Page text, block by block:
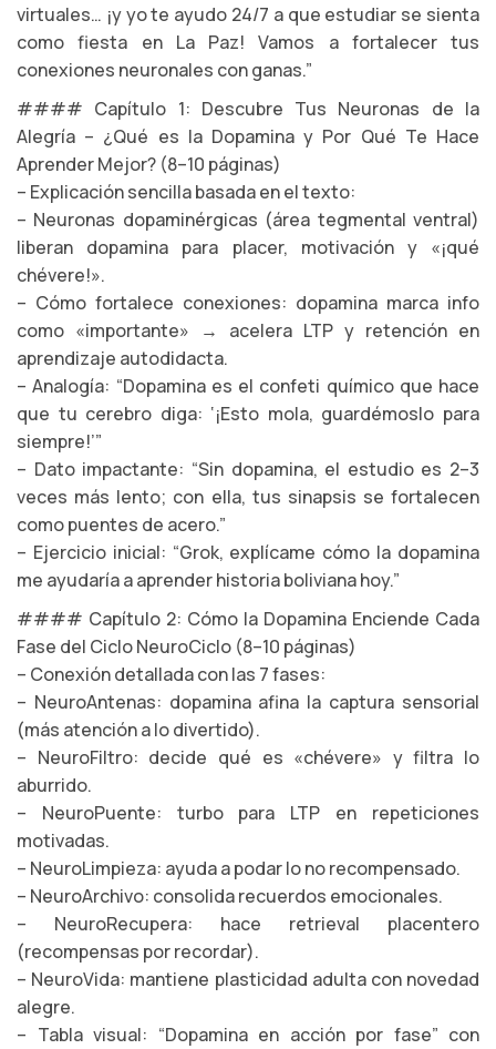
virtuales… ¡y yo te ayudo 24/7 a que estudiar se sienta
como fiesta en La Paz! Vamos a fortalecer tus
conexiones neuronales con ganas.”
#### Capítulo 1: Descubre Tus Neuronas de la
Alegría – ¿Qué es la Dopamina y Por Qué Te Hace
Aprender Mejor? (8–10 páginas)
– Explicación sencilla basada en el texto:
– Neuronas dopaminérgicas (área tegmental ventral)
liberan dopamina para placer, motivación y «¡qué
chévere!».
– Cómo fortalece conexiones: dopamina marca info
como «importante» → acelera LTP y retención en
aprendizaje autodidacta.
– Analogía: “Dopamina es el confeti químico que hace
que tu cerebro diga: ‘¡Esto mola, guardémoslo para
siempre!’”
– Dato impactante: “Sin dopamina, el estudio es 2–3
veces más lento; con ella, tus sinapsis se fortalecen
como puentes de acero.”
– Ejercicio inicial: “Grok, explícame cómo la dopamina
me ayudaría a aprender historia boliviana hoy.”
#### Capítulo 2: Cómo la Dopamina Enciende Cada
Fase del Ciclo NeuroCiclo (8–10 páginas)
– Conexión detallada con las 7 fases:
– NeuroAntenas: dopamina afina la captura sensorial
(más atención a lo divertido).
– NeuroFiltro: decide qué es «chévere» y filtra lo
aburrido.
– NeuroPuente: turbo para LTP en repeticiones
motivadas.
– NeuroLimpieza: ayuda a podar lo no recompensado.
– NeuroArchivo: consolida recuerdos emocionales.
– NeuroRecupera: hace retrieval placentero
(recompensas por recordar).
– NeuroVida: mantiene plasticidad adulta con novedad
alegre.
– Tabla visual: “Dopamina en acción por fase” con